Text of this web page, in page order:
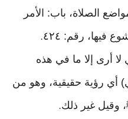
الصلاة، باب: الأمر
فيها، رقم: ٤٢٤
.
أرى إلا ما في هذه
أي رؤية حقيقية، وهو من
وقيل غير ذلك.